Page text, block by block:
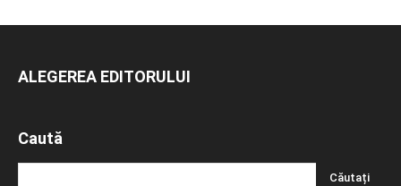
ALEGEREA EDITORULUI
Caută